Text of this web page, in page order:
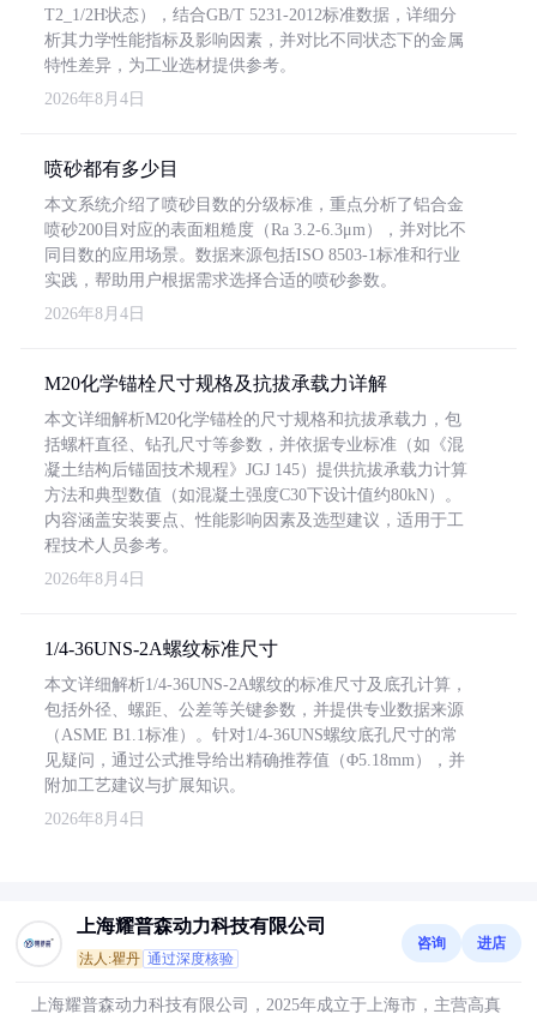
T2_1/2H状态），结合GB/T 5231-2012标准数据，详细分
析其力学性能指标及影响因素，并对比不同状态下的金属
特性差异，为工业选材提供参考。
2026年8月4日
喷砂都有多少目
本文系统介绍了喷砂目数的分级标准，重点分析了铝合金
喷砂200目对应的表面粗糙度（Ra 3.2-6.3μm），并对比不
同目数的应用场景。数据来源包括ISO 8503-1标准和行业
实践，帮助用户根据需求选择合适的喷砂参数。
2026年8月4日
M20化学锚栓尺寸规格及抗拔承载力详解
本文详细解析M20化学锚栓的尺寸规格和抗拔承载力，包
括螺杆直径、钻孔尺寸等参数，并依据专业标准（如《混
凝土结构后锚固技术规程》JGJ 145）提供抗拔承载力计算
方法和典型数值（如混凝土强度C30下设计值约80kN）。
内容涵盖安装要点、性能影响因素及选型建议，适用于工
程技术人员参考。
2026年8月4日
1/4-36UNS-2A螺纹标准尺寸
本文详细解析1/4-36UNS-2A螺纹的标准尺寸及底孔计算，
包括外径、螺距、公差等关键参数，并提供专业数据来源
（ASME B1.1标准）。针对1/4-36UNS螺纹底孔尺寸的常
见疑问，通过公式推导给出精确推荐值（Φ5.18mm），并
附加工艺建议与扩展知识。
2026年8月4日
上海耀普森动力科技有限公司
法人:瞿丹 通过深度核验
咨询 进店
上海耀普森动力科技有限公司，2025年成立于上海市，主营高真